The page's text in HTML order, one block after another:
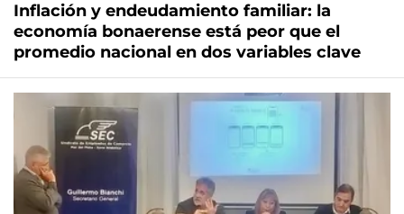
Inflación y endeudamiento familiar: la
economía bonaerense está peor que el
promedio nacional en dos variables clave